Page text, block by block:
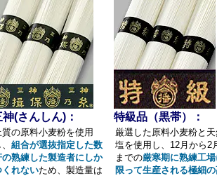
神(さんしん)：
質の原料小麦粉を使用
組合が選抜指定した数
の熟練した製造者にしか
くれないため、製造量は
特級品（黒帯）：
厳選した原料小麦粉と
塩を使用し、12月から2
までの厳寒期に熟練工場
限って生産される極細